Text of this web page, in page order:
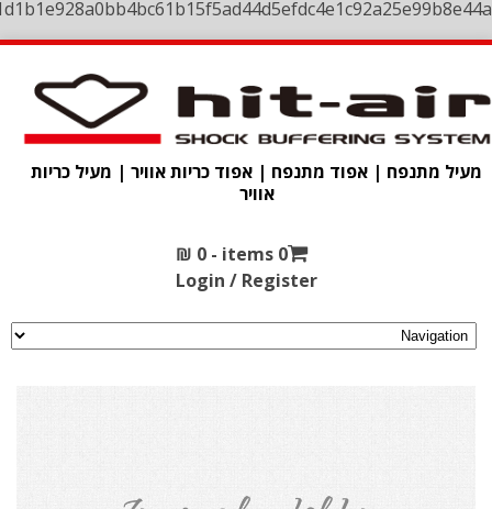
מעיל מתנפח | אפוד מתנפח | אפוד כריות אוויר | מעיל כריות
אוויר
0 items -
₪ 0
Login / Register